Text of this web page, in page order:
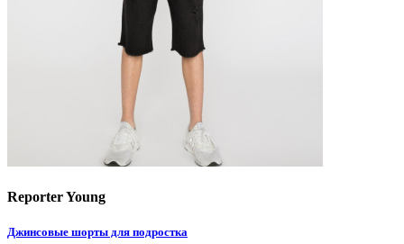
Reporter Young
Джинсовые шорты для подростка